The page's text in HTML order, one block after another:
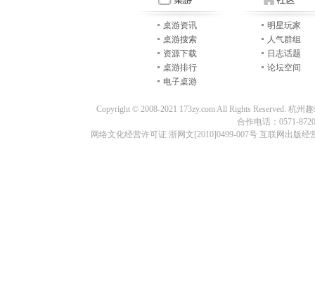
桌游资讯
桌游搜索
资源下载
桌游排行
电子桌游
明星玩家
人气群组
日志话题
论坛空间
Copyright © 2008-2021 173zy.com All Rights Reserved. 杭
合作电话：0571-
网络文化经营许可证 浙网文[2010]0499-007号 互联网出版